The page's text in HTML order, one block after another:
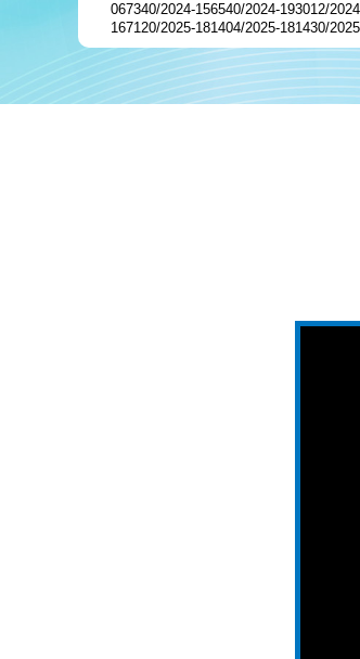
067340/2024-156540/2024-193012/
167120/2025-181404/2025-181430/